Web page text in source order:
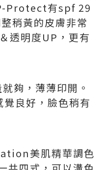
Protect有spf 29
稍黃的皮膚非常
透明度UP，更有
夠，薄薄印開。
良好，臉色稍有
美肌精華調色